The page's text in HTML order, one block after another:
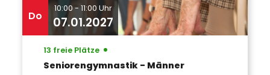
Do
10:00 - 11:00 Uhr
07.01.2027
Seniorengymnastik - Männer
13 freie Plätze •